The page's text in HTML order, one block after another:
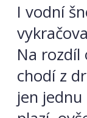
I vodní
Na rozdíl
chodí z
jen